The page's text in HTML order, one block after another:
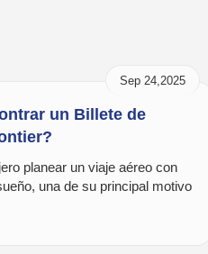
Sep 24,2025
un Billete de
planear un viaje aéreo con
una de su principal motivo